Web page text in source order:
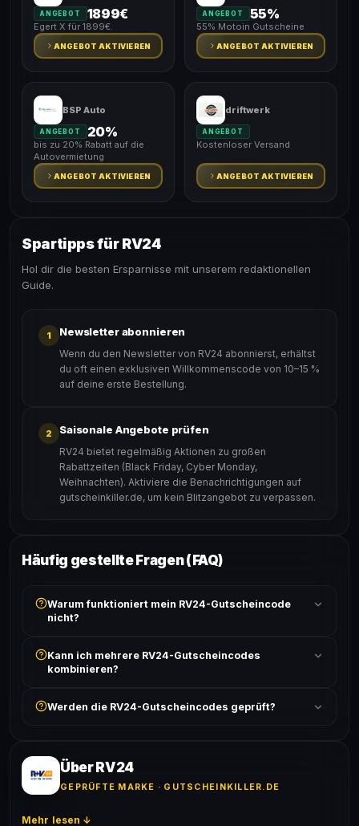
ANGEBOT 1899€
Egert X für 1899€.
ANGEBOT AKTIVIEREN
ANGEBOT 55%
55% Motoin Gutscheine
ANGEBOT AKTIVIEREN
BSP Auto
ANGEBOT 20%
bis zu 20% Rabatt auf die
Autovermietung
ANGEBOT AKTIVIEREN
driftwerk
ANGEBOT
Kostenloser Versand
ANGEBOT AKTIVIEREN
Spartipps für RV24
Hol dir die besten Ersparnisse mit unserem redaktionellen
Guide.
1 Newsletter abonnieren
Wenn du den Newsletter von RV24 abonnierst, erhältst
du oft einen exklusiven Willkommenscode von 10–15 %
auf deine erste Bestellung.
2 Saisonale Angebote prüfen
RV24 bietet regelmäßig Aktionen zu großen
Rabattzeiten (Black Friday, Cyber Monday,
Weihnachten). Aktiviere die Benachrichtigungen auf
gutscheinkiller.de, um kein Blitzangebot zu verpassen.
Häufig gestellte Fragen (FAQ)
Warum funktioniert mein RV24-Gutscheincode
nicht?
ist und ob der Code nicht für bereits reduzierte Artikel
gilt. Alle Bedingungen findest du unter „Details".
Kann ich mehrere RV24-Gutscheincodes
kombinieren?
akzeptiert. Die Kombination mehrerer Codes ist meist
Werden die RV24-Gutscheincodes geprüft?
Erfolgsquote wird bei jedem Angebot angezeigt.
Über RV24
GEPRÜFTE MARKE · GUTSCHEINKILLER.DE
Mehr lesen ↓